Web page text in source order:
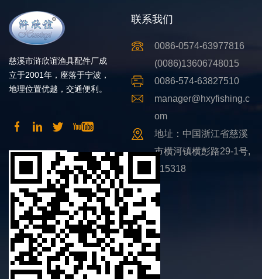
慈溪市浒欣谊渔具配件厂成
立于2001年，座落于宁波，
地理位置优越，交通便利。
联系我们
0086-0574-63977816
(0086)13606748015
0086-574-63827510
manager@hxyfishing.c
om
地址：中国浙江省慈溪
市横河镇横彭路29-1号,
315318